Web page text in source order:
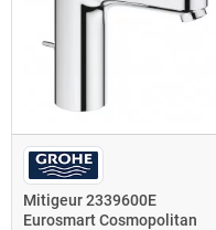
Mitigeur 2339600E
Eurosmart Cosmopolitan